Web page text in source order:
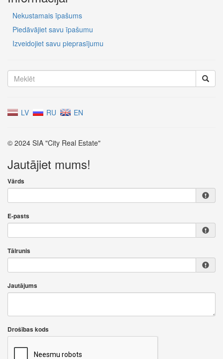
Nekustamais īpašums
Piedāvājiet savu īpašumu
Izveidojiet savu pieprasījumu
LV RU EN
© 2024 SIA "City Real Estate"
Jautājiet mums!
Vārds
E-pasts
Tālrunis
Jautājums
Drošības kods